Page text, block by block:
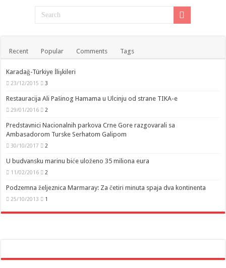
Recent Popular Comments Tags
Karadağ-Türkiye İlişkileri
23/12/2015 3
Restauracija Ali Pašinog Hamama u Ulcinju od strane TIKA-e
29/01/2016 2
Predstavnici Nacionalnih parkova Crne Gore razgovarali sa
Ambasadorom Turske Serhatom Galipom
30/10/2017 2
U budvansku marinu biće uloženo 35 miliona eura
11/02/2016 2
Podzemna željeznica Marmaray: Za četiri minuta spaja dva kontinenta
25/10/2013 1